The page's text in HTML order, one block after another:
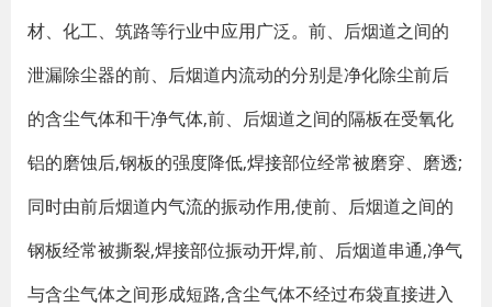
材、化工、筑路等行业中应用广泛。前、后烟道之间的
泄漏除尘器的前、后烟道内流动的分别是净化除尘前后
的含尘气体和干净气体,前、后烟道之间的隔板在受氧化
铝的磨蚀后,钢板的强度降低,焊接部位经常被磨穿、磨透;
同时由前后烟道内气流的振动作用,使前、后烟道之间的
钢板经常被撕裂,焊接部位振动开焊,前、后烟道串通,净气
与含尘气体之间形成短路,含尘气体不经过布袋直接进入